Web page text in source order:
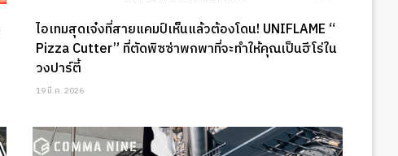
ไอเทมสุดเจ๋งที่สายแคมป์เห็นแล้วต้องโดน! UNIFLAME “
Pizza Cutter” ที่ตัดพิซซ่าพกพาที่จะทำให้คุณเป็นฮีโร่ใน
วงปาร์ตี้
19 มี.ค. 2026